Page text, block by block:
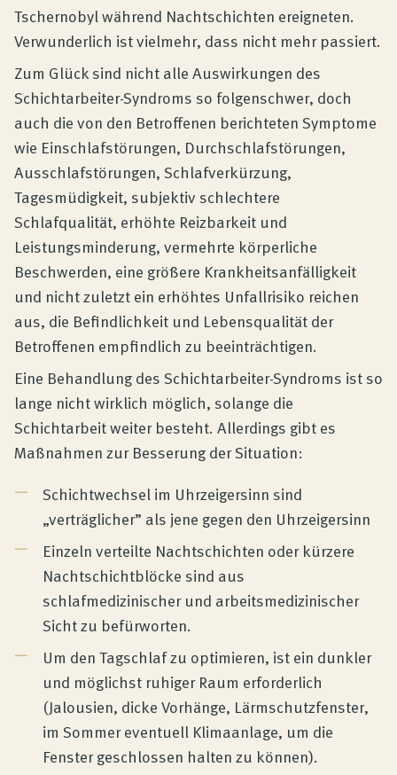
Tschernobyl während Nachtschichten ereigneten.
Verwunderlich ist vielmehr, dass nicht mehr passiert.
Zum Glück sind nicht alle Auswirkungen des
Schichtarbeiter-Syndroms so folgenschwer, doch
auch die von den Betroffenen berichteten Symptome
wie Einschlafstörungen, Durchschlafstörungen,
Ausschlafstörungen, Schlafverkürzung,
Tagesmüdigkeit, subjektiv schlechtere
Schlafqualität, erhöhte Reizbarkeit und
Leistungsminderung, vermehrte körperliche
Beschwerden, eine größere Krankheitsanfälligkeit
und nicht zuletzt ein erhöhtes Unfallrisiko reichen
aus, die Befindlichkeit und Lebensqualität der
Betroffenen empfindlich zu beeinträchtigen.
Eine Behandlung des Schichtarbeiter-Syndroms ist so
lange nicht wirklich möglich, solange die
Schichtarbeit weiter besteht. Allerdings gibt es
Maßnahmen zur Besserung der Situation:
Schichtwechsel im Uhrzeigersinn sind
„verträglicher” als jene gegen den Uhrzeigersinn
Einzeln verteilte Nachtschichten oder kürzere
Nachtschichtblöcke sind aus
schlafmedizinischer und arbeitsmedizinischer
Sicht zu befürworten.
Um den Tagschlaf zu optimieren, ist ein dunkler
und möglichst ruhiger Raum erforderlich
(Jalousien, dicke Vorhänge, Lärmschutzfenster,
im Sommer eventuell Klimaanlage, um die
Fenster geschlossen halten zu können).